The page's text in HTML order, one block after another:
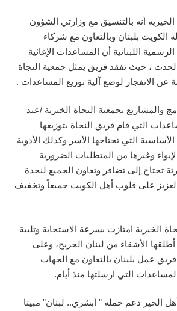
أنه بالتنسيق مع وزارتي الشؤون
الكويت بلبنان وبالتعاون مع شركاء
اللبنانية أن المساعدات الإغاثية
، حيث تفقد فريق يمثل جمعية النجاة
عن الانفجار لوضع آلية توزيع المساعدات .
والمشاريع بجمعية النجاة الخيرية /عبد
التي قام فريق النجاة بتوزيعها
التي تحتاجها الأسر وكذلك الأدوية
وغيرها من المتطلبات الضرورية
تحتاج إلى تضافر وتعاون الجميع لنجدة
العزيز على قلوب أهل الكويت جميعاً وتخفيف
الخيرية امتازت بسرعة الاستجابة وتلبية
أطلقها الأشقاء من لبنان الجريح، وعلى
عمل بلبنان بالتعاون مع الجهات
التي ارسلتها منذ أيام.
الخير دعم حملة ” أبشري.. لبنان” مبينا